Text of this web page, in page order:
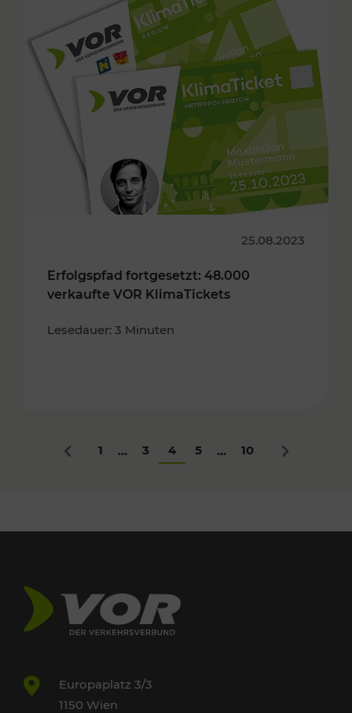
25.08.2023
Erfolgspfad fortgesetzt: 48.000
verkaufte VOR KlimaTickets
Lesedauer: 3 Minuten
Zurück
1 ... 3 4 5 ... 10 Nächstes
Europaplatz 3/3
1150 Wien